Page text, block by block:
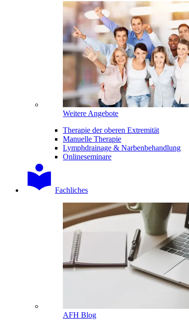
Weitere Angebote
Therapie der oberen Extremität
Manuelle Therapie
Lymphdrainage & Narbenbehandlung
Onlineseminare
Fachliches
AFH Blog